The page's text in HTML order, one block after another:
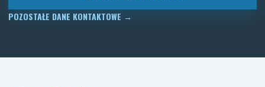
POZOSTAŁE DANE KONTAKTOWE →